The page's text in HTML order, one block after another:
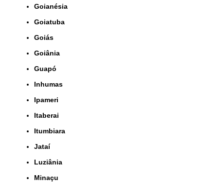
Goianésia
Goiatuba
Goiás
Goiânia
Guapó
Inhumas
Ipameri
Itaberai
Itumbiara
Jataí
Luziânia
Minaçu